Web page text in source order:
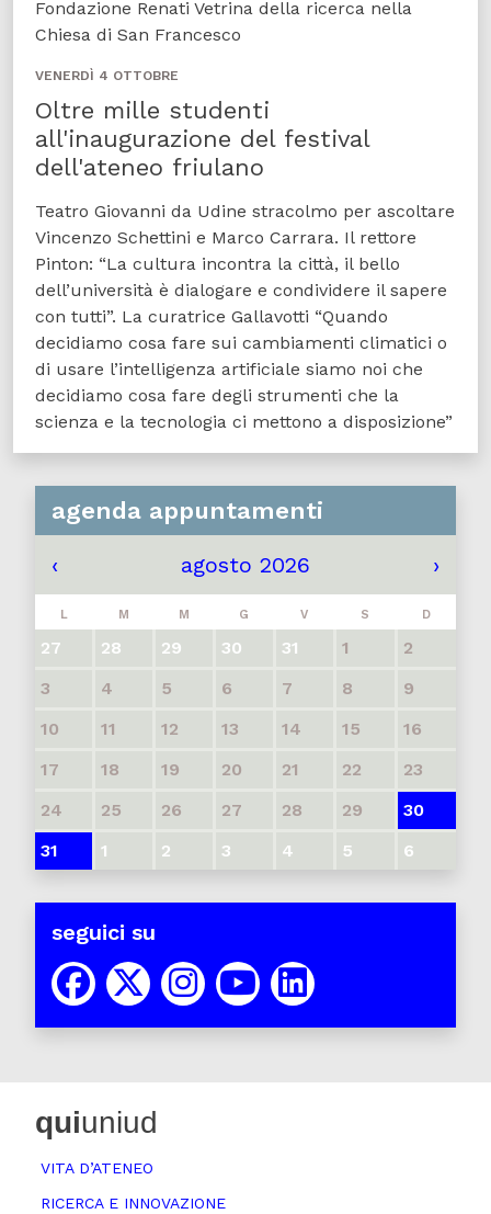
Fondazione Renati Vetrina della ricerca nella
Chiesa di San Francesco
VENERDÌ 4 OTTOBRE
Oltre mille studenti
all'inaugurazione del festival
dell'ateneo friulano
Teatro Giovanni da Udine stracolmo per ascoltare
Vincenzo Schettini e Marco Carrara. Il rettore
Pinton: “La cultura incontra la città, il bello
dell’università è dialogare e condividere il sapere
con tutti”. La curatrice Gallavotti “Quando
decidiamo cosa fare sui cambiamenti climatici o
di usare l’intelligenza artificiale siamo noi che
decidiamo cosa fare degli strumenti che la
scienza e la tecnologia ci mettono a disposizione”
agenda appuntamenti
‹ agosto 2026 ›
L M M G V S D
27 28 29 30 31 1
2
3
4 5 6 7 8
9
10
11 12 13 14 15
16
17
18 19 20 21 22
23
24
25 26 27 28 29
30
31
1 2 3 4 5 6
seguici su
quiuniud
VITA D’ATENEO
RICERCA E INNOVAZIONE